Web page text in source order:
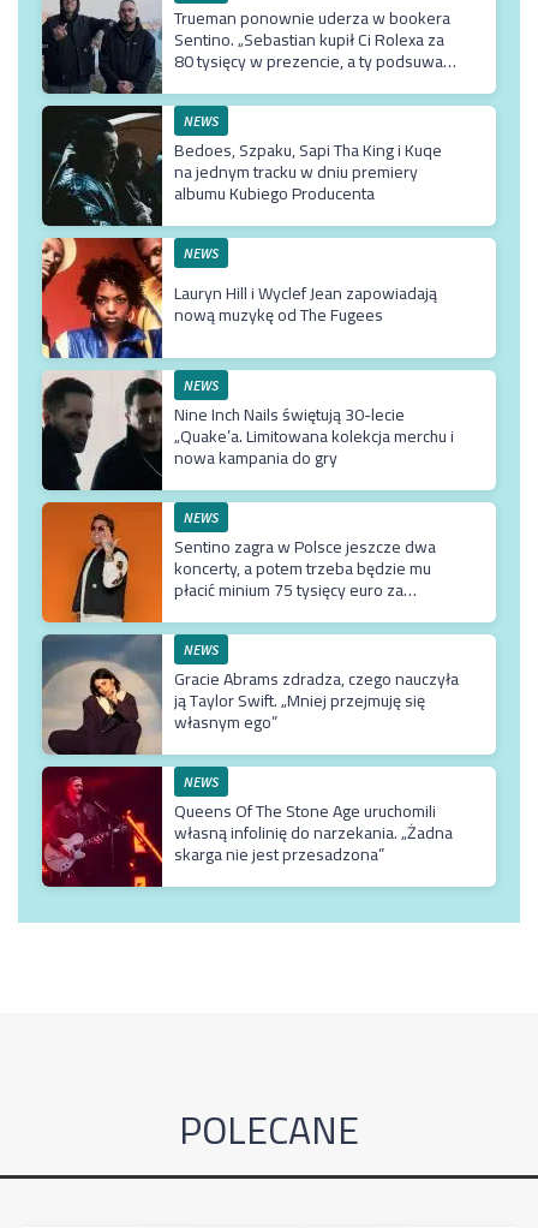
Trueman ponownie uderza w bookera
Sentino. „Sebastian kupił Ci Rolexa za
80 tysięcy w prezencie, a ty podsuwasz
NEWS
Bedoes, Szpaku, Sapi Tha King i Kuqe
na jednym tracku w dniu premiery
albumu Kubiego Producenta
NEWS
Lauryn Hill i Wyclef Jean zapowiadają
nową muzykę od The Fugees
NEWS
Nine Inch Nails świętują 30-lecie
„Quake’a. Limitowana kolekcja merchu i
nowa kampania do gry
NEWS
Sentino zagra w Polsce jeszcze dwa
koncerty, a potem trzeba będzie mu
płacić minium 75 tysięcy euro za
NEWS
Gracie Abrams zdradza, czego nauczyła
ją Taylor Swift. „Mniej przejmuję się
własnym ego”
NEWS
Queens Of The Stone Age uruchomili
własną infolinię do narzekania. „Żadna
skarga nie jest przesadzona”
POLECANE